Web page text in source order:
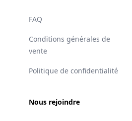
FAQ
Conditions générales de
vente
Politique de confidentialité
Nous rejoindre